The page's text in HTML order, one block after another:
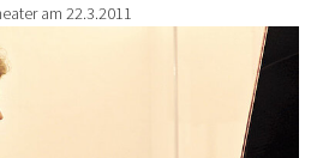
am 22.3.2011